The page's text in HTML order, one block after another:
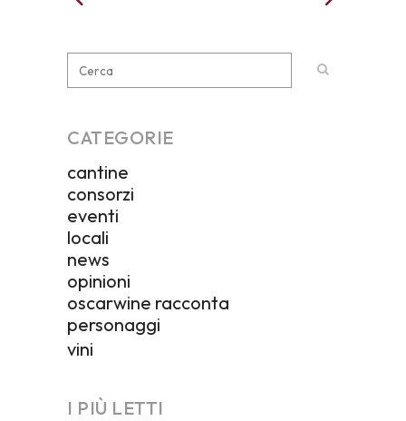
CATEGORIE
cantine
consorzi
eventi
locali
news
opinioni
oscarwine racconta
personaggi
vini
I PIÙ LETTI